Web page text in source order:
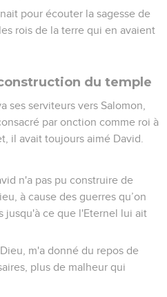
pour écouter la sagesse de
rois de la terre qui en avaient
du temple
ses serviteurs vers Salomon,
par onction comme roi à
il avait toujours aimé David.
n'a pas pu construire de
à cause des guerres qu’on
jusqu'à ce que l'Eternel lui ait
m'a donné du repos de
plus de malheur qui